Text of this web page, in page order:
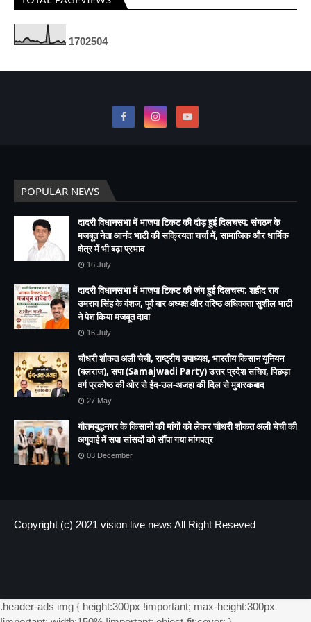
1702504
POPULAR NEWS
दादरी विधानसभा में भाजपा टिकट की दौड़ हुई दिलचस्प: संगठन के
मजबूत नेता आनंद भाटी की सक्रियता चर्चा में, सामाजिक और धार्मिक
क्षेत्र में भी बढ़ा प्रभाव
16 July
दादरी विधानसभा में भाजपा टिकट की जंग हुई दिलचस्प: शहीद राव
उमराव सिंह के वंशज, पूर्व बार अध्यक्ष और वरिष्ठ अधिवक्ता सुशील भाटी
ने पेश किया मजबूत दावा
16 July
चौधरी शौकत अली चेची, राष्ट्रीय उपाध्यक्ष, भारतीय किसान यूनियन
(बलराज), सपा (Samajwadi Party) उत्तर प्रदेश सचिव, पिछड़ा
वर्ग प्रकोष्ठ की ओर से ईद-उल-अजहा की दिल से मुबारकबाद
27 May
गौतमबुद्धनगर के किसानों की मांगों को लेकर चौधरी शौकत अली चेची की
अगुवाई में सपा सांसदों को सौंपा गया मांगपत्र
03 December
Copyright (c) 2021 vision live news All Right Reseved
.header-ads img { height:300px !important; max-height:300px